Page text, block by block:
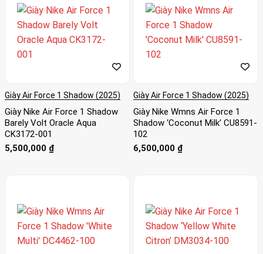
Giày Air Force 1 Shadow (2025)
Giày Nike Air Force 1 Shadow
Barely Volt Oracle Aqua
CK3172-001
5,500,000 ₫
Giày Air Force 1 Shadow (2025)
Giày Nike Wmns Air Force 1
Shadow ‘Coconut Milk’ CU8591-
102
6,500,000 ₫